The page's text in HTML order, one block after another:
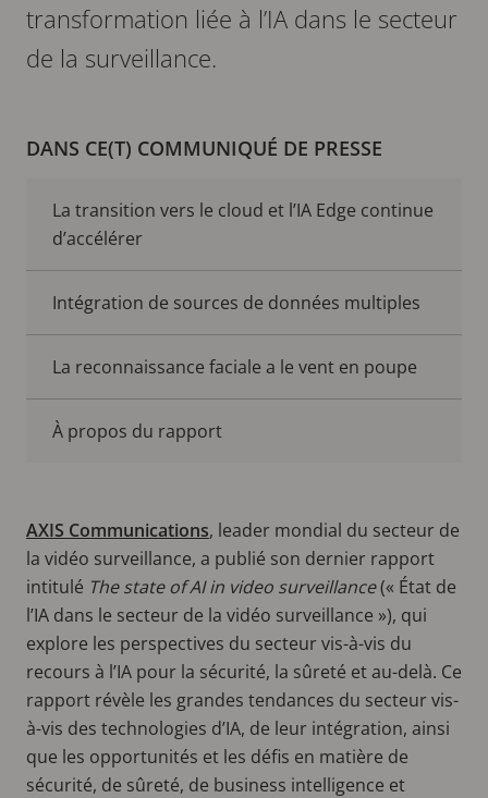
transformation liée à l’IA dans le secteur
de la surveillance.
DANS CE(T) COMMUNIQUÉ DE PRESSE
La transition vers le cloud et l’IA Edge continue
d’accélérer
Intégration de sources de données multiples
La reconnaissance faciale a le vent en poupe
À propos du rapport
AXIS Communications, leader mondial du secteur de
la vidéo surveillance, a publié son dernier rapport
intitulé The state of AI in video surveillance(« État de
l’IA dans le secteur de la vidéo surveillance »), qui
explore les perspectives du secteur vis-à-vis du
recours à l’IA pour la sécurité, la sûreté et au-delà. Ce
rapport révèle les grandes tendances du secteur vis-
à-vis des technologies d’IA, de leur intégration, ainsi
que les opportunités et les défis en matière de
sécurité, de sûreté, de business intelligence et